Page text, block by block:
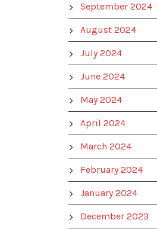
September 2024
August 2024
July 2024
June 2024
May 2024
April 2024
March 2024
February 2024
January 2024
December 2023